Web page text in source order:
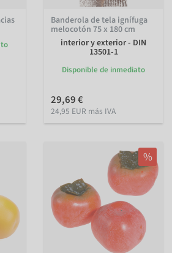
Banderola de tela ignífuga
melocotón 75 x 180 cm
interior y exterior - DIN
13501-1
Disponible de inmediato
29,69 €
24,95 EUR más IVA
%